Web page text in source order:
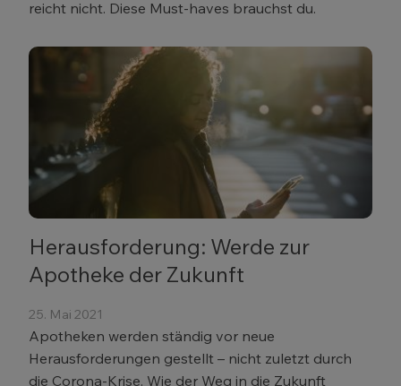
reicht nicht. Diese Must-haves brauchst du.
Herausforderung: Werde zur
Apotheke der Zukunft
25. Mai 2021
Apotheken werden ständig vor neue
Herausforderungen gestellt – nicht zuletzt durch
die Corona-Krise. Wie der Weg in die Zukunft